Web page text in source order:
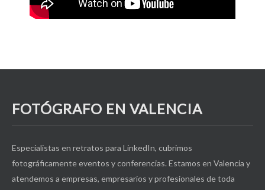
FOTÓGRAFO EN VALENCIA
Especialistas en retratos para LinkedIn, cubrimos
fotográficamente eventos y conferencias. Estamos en Valencia y
atendemos a empresas, empresarios y profesionales de toda